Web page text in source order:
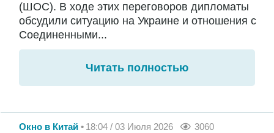
(ШОС). В ходе этих переговоров дипломаты
обсудили ситуацию на Украине и отношения с
Соединенными...
Читать полностью
Окно в Китай 18:04 / 03 Июля 2026 3060